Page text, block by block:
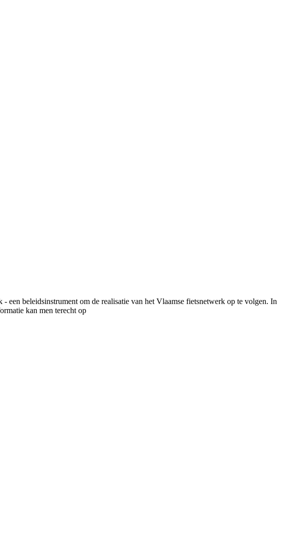
een beleidsinstrument om de realisatie van het Vlaamse fietsnetwerk op te volgen. In
kan men terecht op